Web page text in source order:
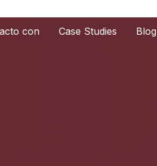
con Case Studies Blog